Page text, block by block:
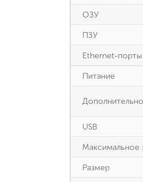
ОЗУ
ПЗУ
Ethernet-порты
Питание
Дополнительно
USB
Максимальное
Размер